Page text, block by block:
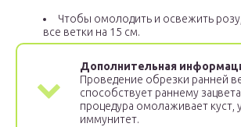
Чтобы омолодить и освежить
все ветки на 15 см.
Дополнительная
Проведение обрезки ранней
способствует раннему
процедура омолаживает куст,
иммунитет.